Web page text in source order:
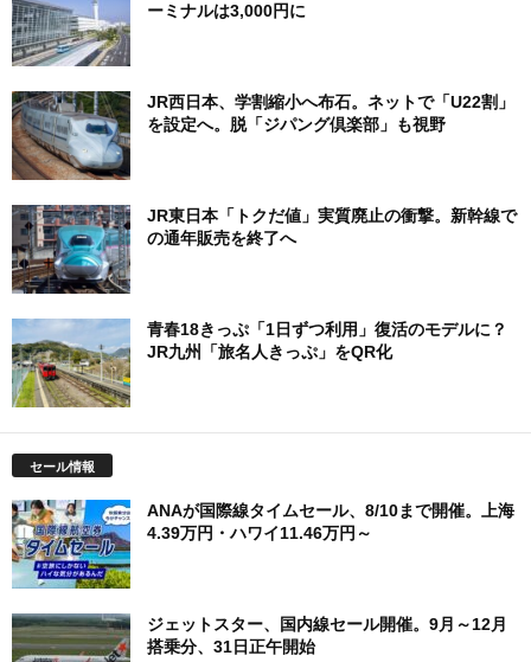
ーミナルは3,000円に
JR西日本、学割縮小へ布石。ネットで「U22割」
を設定へ。脱「ジパング倶楽部」も視野
JR東日本「トクだ値」実質廃止の衝撃。新幹線で
の通年販売を終了へ
青春18きっぷ「1日ずつ利用」復活のモデルに？
JR九州「旅名人きっぷ」をQR化
セール情報
ANAが国際線タイムセール、8/10まで開催。上海
4.39万円・ハワイ11.46万円～
ジェットスター、国内線セール開催。9月～12月
搭乗分、31日正午開始